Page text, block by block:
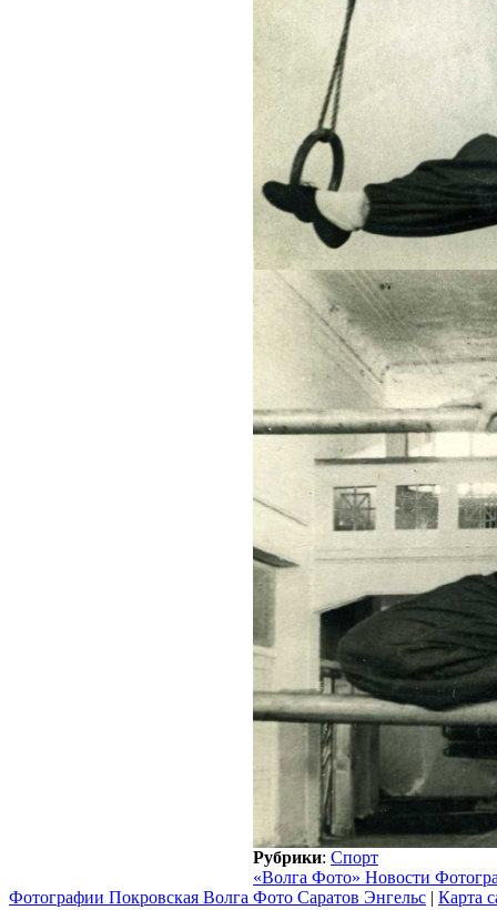
Рубрики: Спорт
«Волга Фото» Новости
Фотографии Покровская Волга Фото Саратов Энгельс | Карта